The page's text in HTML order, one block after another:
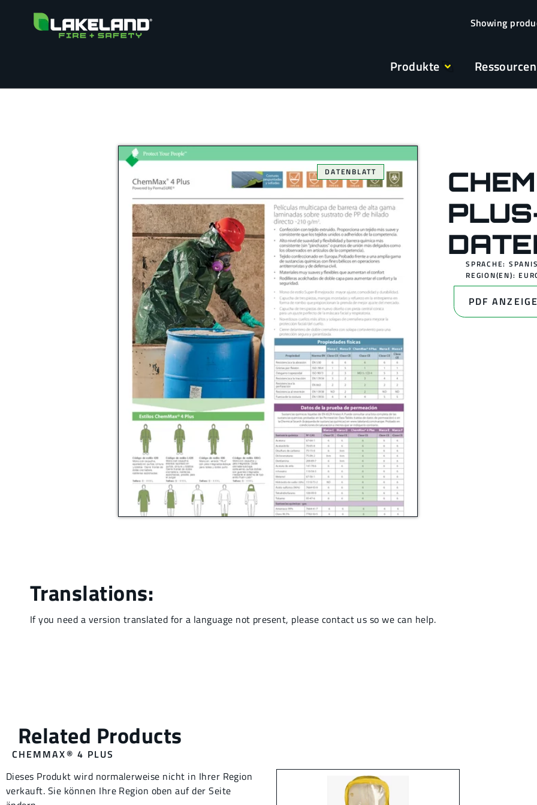
Produkte Ressourcen
DATENBLATT
SPRACHE:
REGION(EN):
PDF
CHEMMAX® 4 PLUS
Dieses Produkt wird normalerweise nicht in Ihrer Region
verkauft. Sie können Ihre Region oben auf der Seite